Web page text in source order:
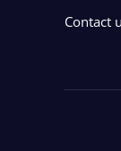
Contact